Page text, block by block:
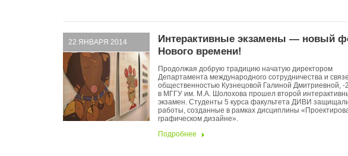
22 ЯНВАРЯ 2014
Интерактивные экзамены — новый
Нового времени!
Продолжая добрую традицию начатую директором
Департамента международного сотрудничества и
общественностью Кузнецовой Галиной Дмитриевной, -
в МГГУ им. М.А. Шолохова прошел второй
экзамен. Студенты 5 курса факультета ДИВИ
работы, созданные в рамках дисциплины
графическом дизайне».
Подробнее